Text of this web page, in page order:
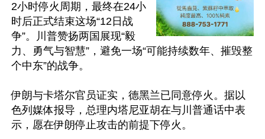
2小时停火周期，最终在24小
时后正式结束这场“12日战
争”。川普赞扬两国展现“毅
力、勇气与智慧”，避免一场“可能持续数年、摧毁整
个中东”的战争。
伊朗与卡塔尔官员证实，德黑兰已同意停火。据以
色列媒体报导，总理内塔尼亚胡在与川普通话中表
示，愿在伊朗停止攻击的前提下停火。